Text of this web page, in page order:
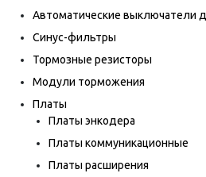
Автоматические выключатели
Синус-фильтры
Тормозные резисторы
Модули торможения
Платы
Платы энкодера
Платы коммуникационные
Платы расширения